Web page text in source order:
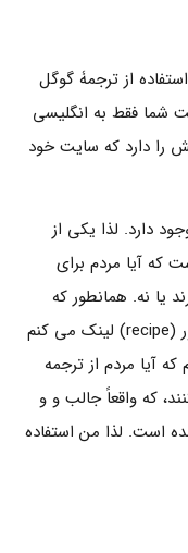
از ترجمۀ گوگل
شما فقط به انگلیسی
را دارد که سایت خود
دارد. لذا یکی از
که آیا مردم برای
یا نه. همانطور که
گفته شد، در ترانسکریپت، من به یک دستور (recipe) لینک می کنم
آیا مردم از ترجمه
که واقعاً جالب و و
است. لذا من استفاده